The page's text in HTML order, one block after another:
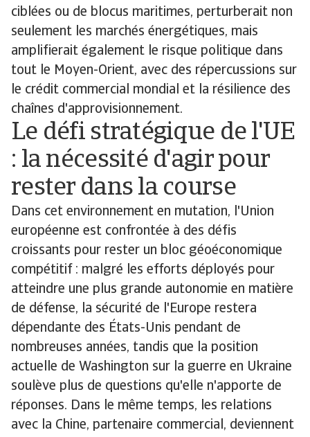
ciblées ou de blocus maritimes, perturberait non
seulement les marchés énergétiques, mais
amplifierait également le risque politique dans
tout le Moyen-Orient, avec des répercussions sur
le crédit commercial mondial et la résilience des
chaînes d'approvisionnement.
Le défi stratégique de l'UE
: la nécessité d'agir pour
rester dans la course
Dans cet environnement en mutation, l'Union
européenne est confrontée à des défis
croissants pour rester un bloc géoéconomique
compétitif : malgré les efforts déployés pour
atteindre une plus grande autonomie en matière
de défense, la sécurité de l'Europe restera
dépendante des États-Unis pendant de
nombreuses années, tandis que la position
actuelle de Washington sur la guerre en Ukraine
soulève plus de questions qu'elle n'apporte de
réponses. Dans le même temps, les relations
avec la Chine, partenaire commercial, deviennent